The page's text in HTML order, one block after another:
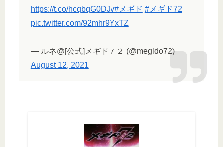
https://t.co/hcqbqG0DJv#メギド #メギド72
pic.twitter.com/92mhr9YxTZ
— ルネ@[公式]メギド７２ (@megido72)
August 12, 2021